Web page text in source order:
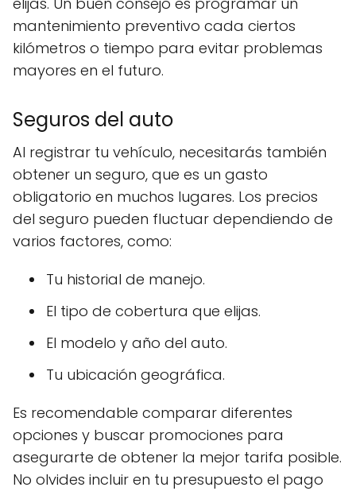
mantenimiento preventivo cada ciertos
kilómetros o tiempo para evitar problemas
mayores en el futuro.
Seguros del auto
Al registrar tu vehículo, necesitarás también
obtener un seguro, que es un gasto
obligatorio en muchos lugares. Los precios
del seguro pueden fluctuar dependiendo de
varios factores, como:
Tu historial de manejo.
El tipo de cobertura que elijas.
El modelo y año del auto.
Tu ubicación geográfica.
Es recomendable comparar diferentes
opciones y buscar promociones para
asegurarte de obtener la mejor tarifa posible.
No olvides incluir en tu presupuesto el pago